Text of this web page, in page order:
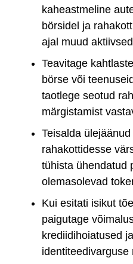
kaheastmeline
börsidel ja
ajal muud
Teavitage
börse või
taotlege seotud
märgistamist
Teisalda
rahakottidesse
tühista ühendatud
olemasolevad
Kui esitati isikut
paigutage
krediidihoiatused
identiteedivarguse